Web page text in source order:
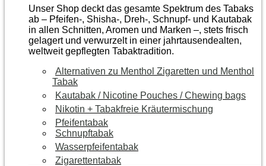
Unser Shop deckt das gesamte Spektrum des Tabaks
ab – Pfeifen-, Shisha-, Dreh-, Schnupf- und Kautabak
in allen Schnitten, Aromen und Marken –, stets frisch
gelagert und verwurzelt in einer jahrtausendealten,
weltweit gepflegten Tabaktradition.
Alternativen zu Menthol Zigaretten und Menthol
Tabak
Kautabak / Nicotine Pouches / Chewing bags
Nikotin + Tabakfreie Kräutermischung
Pfeifentabak
Schnupftabak
Wasserpfeifentabak
Zigarettentabak